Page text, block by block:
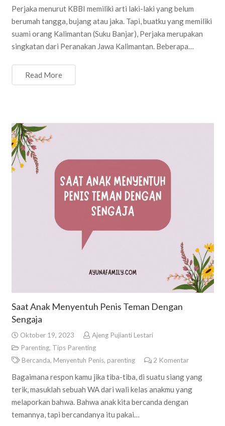
Perjaka menurut KBBI memiliki arti laki-laki yang belum
berumah tangga, bujang atau jaka. Tapi, buatku yang memiliki
suami orang Kalimantan (Suku Banjar), Perjaka merupakan
singkatan dari Peranakan Jawa Kalimantan. Beberapa…
Read More
Saat Anak Menyentuh Penis Teman Dengan
Sengaja
Oktober 19, 2023
Ajeng Pujianti Lestari
Parenting, Tips Parenting
Bercanda, Menyentuh Penis, parenting 2 Komentar
Bagaimana respon kamu jika tiba-tiba, di suatu siang yang
terik, masuklah sebuah WA dari wali kelas anakmu yang
melaporkan bahwa. Bahwa anak kita bercanda dengan
temannya, tapi bercandanya itu pakai…